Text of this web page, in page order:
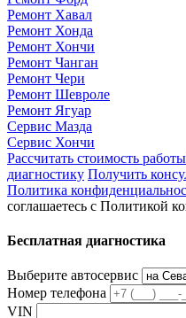
Ремонт Хавал
Ремонт Хонда
Ремонт Хончи
Ремонт Чанган
Ремонт Чери
Ремонт Шевроле
Ремонт Ягуар
Сервис Мазда
Сервис Хончи
Рассчитать стоимость работы
диагностику Получить
Политика
соглашаетесь с Политикой
Бесплатная диагностика
Выберите автосервис
Номер телефона
VIN